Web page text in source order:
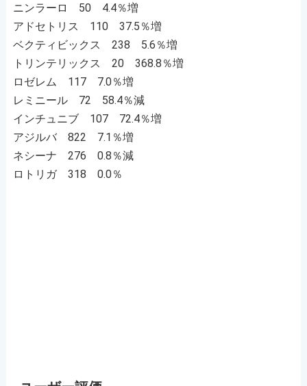
ニンラーロ 50 4.4％増
アドセトリス 110 37.5％増
ベクティビックス 238 5.6％増
トリンテリックス 20 368.8％増
ロゼレム 117 7.0％増
レミニール 72 58.4％減
インチュニブ 107 72.4％増
アジルバ 822 7.1％増
ネシーナ 276 0.8％減
ロトリガ 318 0.0％